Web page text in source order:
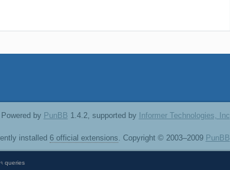
Powered by PunBB 1.4.2, supported by Informer Technologies, Inc
installed 6 official extensions. Copyright © 2003–2009 PunBB
queries